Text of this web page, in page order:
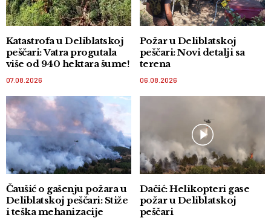
Katastrofa u Deliblatskoj
peščari: Vatra progutala
više od 940 hektara šume!
07.08.2026
Požar u Deliblatskoj
peščari: Novi detalji sa
terena
06.08.2026
Čaušić o gašenju požara u
Deliblatskoj peščari: Stiže
i teška mehanizacije
Dačić: Helikopteri gase
požar u Deliblatskoj
peščari